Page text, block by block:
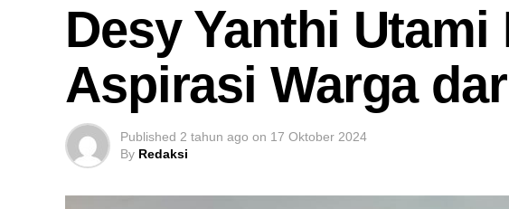
Desy Yanthi
Aspirasi Warga
Published 2 tahun ago on 17 Oktober 2024
By Redaksi